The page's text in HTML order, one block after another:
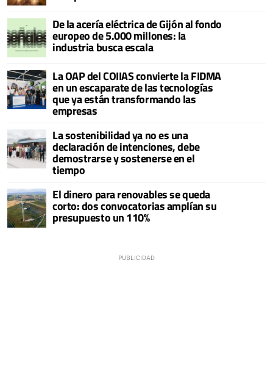
De la acería eléctrica de Gijón al fondo
europeo de 5.000 millones: la
industria busca escala
La OAP del COIIAS convierte la FIDMA
en un escaparate de las tecnologías
que ya están transformando las
empresas
La sostenibilidad ya no es una
declaración de intenciones, debe
demostrarse y sostenerse en el
tiempo
El dinero para renovables se queda
corto: dos convocatorias amplían su
presupuesto un 110%